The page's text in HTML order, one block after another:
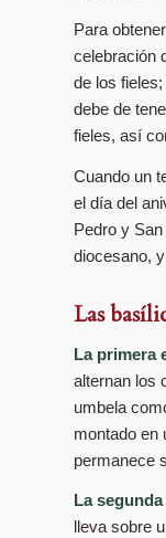
Para
celebración
de los
debe de
fieles, así
Cuando un
el día del
Pedro y
diocesano,
Las
La primera
alternan los
umbela
montado en
permanece
La
lleva sobre